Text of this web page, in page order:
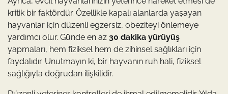
kritik bir faktördür. Özellikle kapalı alanlarda yaşayan
hayvanlar için düzenli egzersiz, obeziteyi önlemeye
yardımcı olur. Günde en az 30 dakika yürüyüş
yapmaları, hem fiziksel hem de zihinsel sağlıkları için
faydalıdır. Unutmayın ki, bir hayvanın ruh hali, fiziksel
sağlığıyla doğrudan ilişkilidir.